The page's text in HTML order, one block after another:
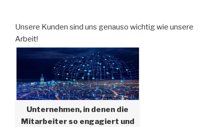
Unsere Kunden sind uns genauso wichtig wie unsere
Arbeit!
Unternehmen, in denen die
Mitarbeiter so engagiert und